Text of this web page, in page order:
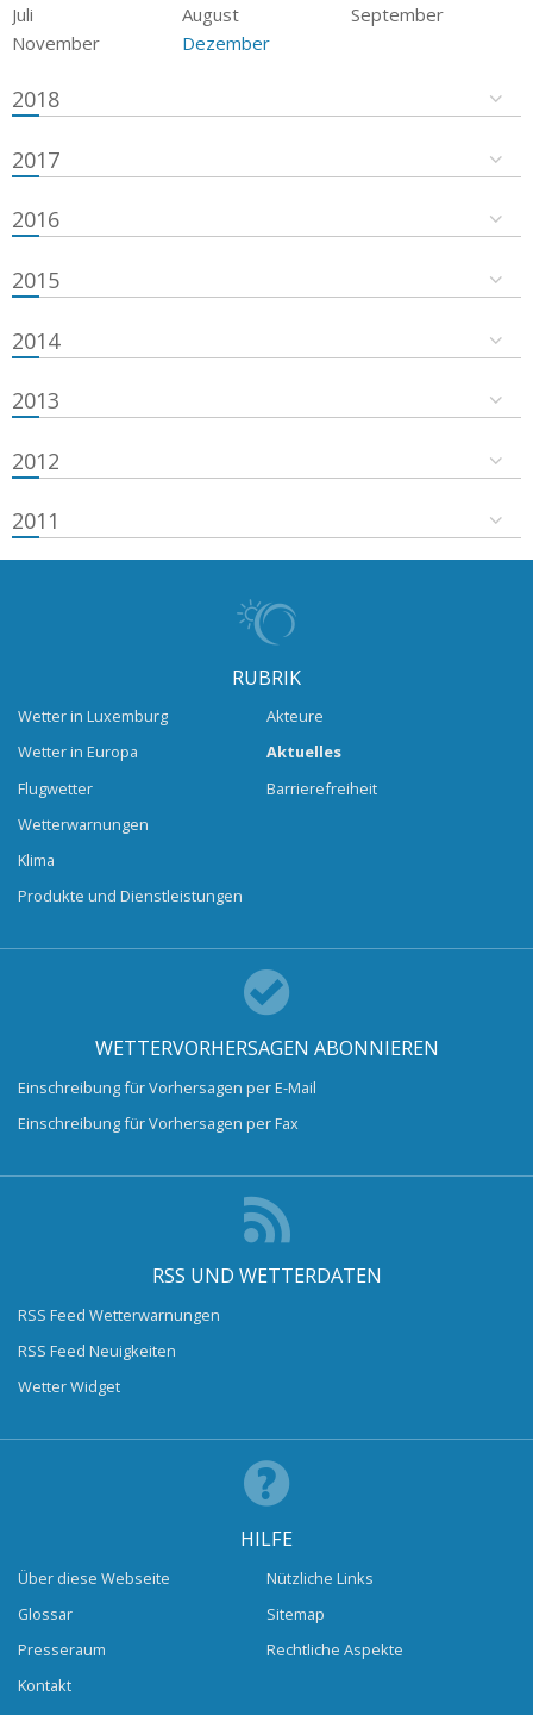
Juli
August
September
November
Dezember
2018
2017
2016
2015
2014
2013
2012
2011
RUBRIK
Wetter in Luxemburg
Wetter in Europa
Flugwetter
Wetterwarnungen
Klima
Produkte und Dienstleistungen
Akteure
Aktuelles
Barrierefreiheit
WETTERVORHERSAGEN ABONNIEREN
Einschreibung für Vorhersagen per E-Mail
Einschreibung für Vorhersagen per Fax
RSS UND WETTERDATEN
RSS Feed Wetterwarnungen
RSS Feed Neuigkeiten
Wetter Widget
HILFE
Über diese Webseite
Glossar
Presseraum
Kontakt
Nützliche Links
Sitemap
Rechtliche Aspekte